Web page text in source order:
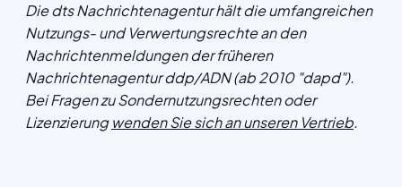
Die dts Nachrichtenagentur hält die umfangreichen
Nutzungs- und Verwertungsrechte an den
Nachrichtenmeldungen der früheren
Nachrichtenagentur ddp/ADN (ab 2010 "dapd").
Bei Fragen zu Sondernutzungsrechten oder
Lizenzierungwenden Sie sich an unseren Vertrieb.